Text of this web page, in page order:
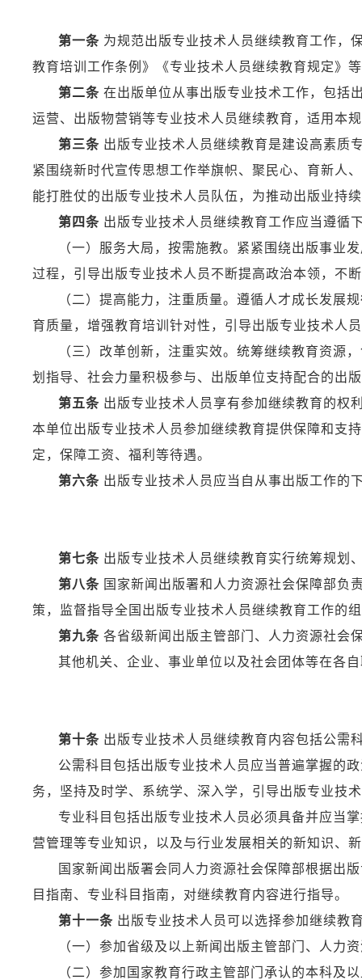
第一条 为规范出版专业技术人员继续教育工作，
教育培训工作条例》《专业技术人员继续教育规定》
第二条 在出版单位从事出版专业技术工作，包括
运营、出版物营销等专业技术人员继续教育，适用本
第三条 出版专业技术人员继续教育是建设高素质
紧围绕新时代宣传思想工作举旗帜、聚民心、育新人
能打胜仗的出版专业技术人员队伍，为推动出版业持
第四条 出版专业技术人员继续教育工作应当遵循
（一）服务大局，按需施教。紧紧围绕出版事业
过程，引导出版专业技术人员不断提高政治本领，不
（二）提高能力，注重质量。遵循人才成长发展
育质量，增强教育培训针对性，引导出版专业技术人
（三）改革创新，注重实效。统筹继续教育资源
划指导、社会力量积极参与、出版单位支持配合的出
第五条 出版专业技术人员享有参加继续教育的权
本单位出版专业技术人员参加继续教育提供保障和支
定，保障工资、福利等待遇。
第六条 出版专业技术人员应当自从事出版工作的
第七条 出版专业技术人员继续教育实行统筹规划
第八条 国家新闻出版署和人力资源社会保障部负
策，监督指导全国出版专业技术人员继续教育工作的
第九条 各省级新闻出版主管部门、人力资源社会
其他机关、企业、事业单位以及社会团体等在各
第十条 出版专业技术人员继续教育内容包括公需
公需科目包括出版专业技术人员应当普遍掌握的
务，坚持及时学、系统学、深入学，引导出版专业技
专业科目包括出版专业技术人员必须具备并应当
营管理等专业知识，以及与行业发展相关的新知识、
国家新闻出版署会同人力资源社会保障部根据出
目指南、专业科目指南，对继续教育内容进行指导。
第十一条 出版专业技术人员可以选择参加继续教
（一）参加省级及以上新闻出版主管部门、人力
（二）参加国家教育行政主管部门承认的本科及